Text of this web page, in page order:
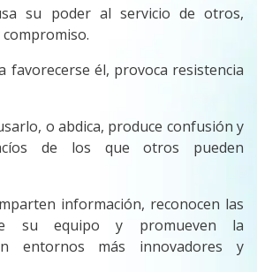
su poder al servicio de otros,
favorecerse él, provoca resistencia
o abdica, produce confusión y
de los que otros pueden
información, reconocen las
su equipo y promueven la
entornos más innovadores y